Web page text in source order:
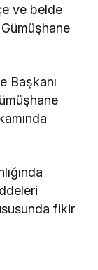
ve belde
Gümüşhane
Başkanı
fikir